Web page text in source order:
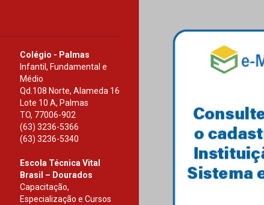
Colégio - Palmas
Infantil, Fundamental e
Médio
Qd.108 Norte, Alameda 16
Lote 10 A, Palmas
TO, 77006-902
(63) 3236-5366
(63) 3236-5340
Escola Técnica Vital
Brasil – Dourados
Capacitação,
Especialização e Cursos